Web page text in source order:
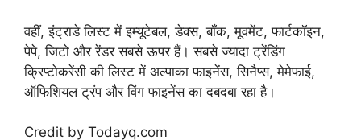
वहीं, इंट्राडे लिस्ट में इम्यूटेबल, डेक्स, बॉंक, मूवमेंट, फार्टकॉइन,
पेपे, जिटो और रेंडर सबसे ऊपर हैं। सबसे ज्यादा ट्रेंडिंग
क्रिप्टोकरेंसी की लिस्ट में अल्पाका फाइनेंस, सिनैप्स, मेमेफाई,
ऑफिशियल ट्रंप और विंग फाइनेंस का दबदबा रहा है।
Credit by Todayq.com